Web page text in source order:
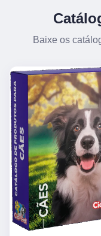
Baixe os